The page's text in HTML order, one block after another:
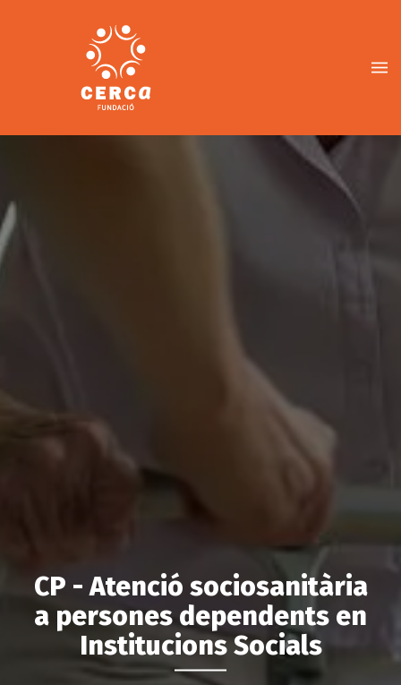
CP - Atenció sociosanitària
a persones dependents en
Institucions Socials